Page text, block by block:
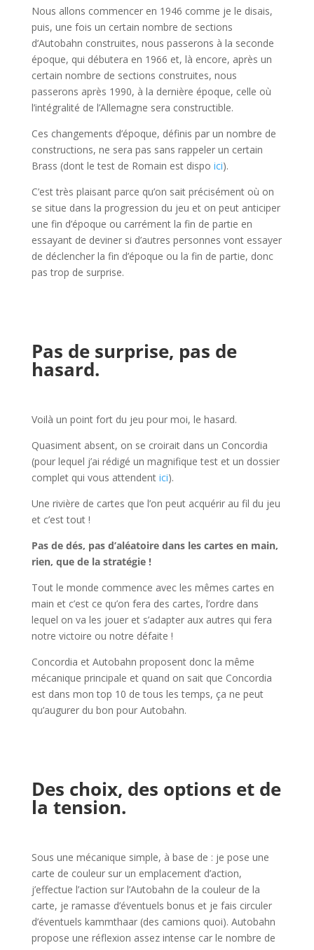
Nous allons commencer en 1946 comme je le disais,
puis, une fois un certain nombre de sections
d’Autobahn construites, nous passerons à la seconde
époque, qui débutera en 1966 et, là encore, après un
certain nombre de sections construites, nous
passerons après 1990, à la dernière époque, celle où
l’intégralité de l’Allemagne sera constructible.
Ces changements d’époque, définis par un nombre de
constructions, ne sera pas sans rappeler un certain
Brass (dont le test de Romain est dispo ici).
C’est très plaisant parce qu’on sait précisément où on
se situe dans la progression du jeu et on peut anticiper
une fin d’époque ou carrément la fin de partie en
essayant de deviner si d’autres personnes vont essayer
de déclencher la fin d’époque ou la fin de partie, donc
pas trop de surprise.
Pas de surprise, pas de
hasard.
Voilà un point fort du jeu pour moi, le hasard.
Quasiment absent, on se croirait dans un Concordia
(pour lequel j’ai rédigé un magnifique test et un dossier
complet qui vous attendent ici).
Une rivière de cartes que l’on peut acquérir au fil du jeu
et c’est tout !
Pas de dés, pas d’aléatoire dans les cartes en main,
rien, que de la stratégie !
Tout le monde commence avec les mêmes cartes en
main et c’est ce qu’on fera des cartes, l’ordre dans
lequel on va les jouer et s’adapter aux autres qui fera
notre victoire ou notre défaite !
Concordia et Autobahn proposent donc la même
mécanique principale et quand on sait que Concordia
est dans mon top 10 de tous les temps, ça ne peut
qu’augurer du bon pour Autobahn.
Des choix, des options et de
la tension.
Sous une mécanique simple, à base de : je pose une
carte de couleur sur un emplacement d’action,
j’effectue l’action sur l’Autobahn de la couleur de la
carte, je ramasse d’éventuels bonus et je fais circuler
d’éventuels kammthaar (des camions quoi). Autobahn
propose une réflexion assez intense car le nombre de